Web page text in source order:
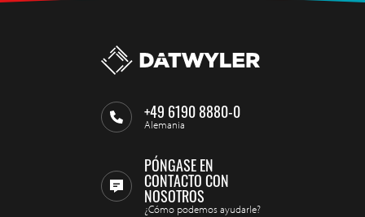
+49 6190 8880-0
Alemania
PÓNGASE EN
CONTACTO CON
NOSOTROS
¿Cómo podemos ayudarle?